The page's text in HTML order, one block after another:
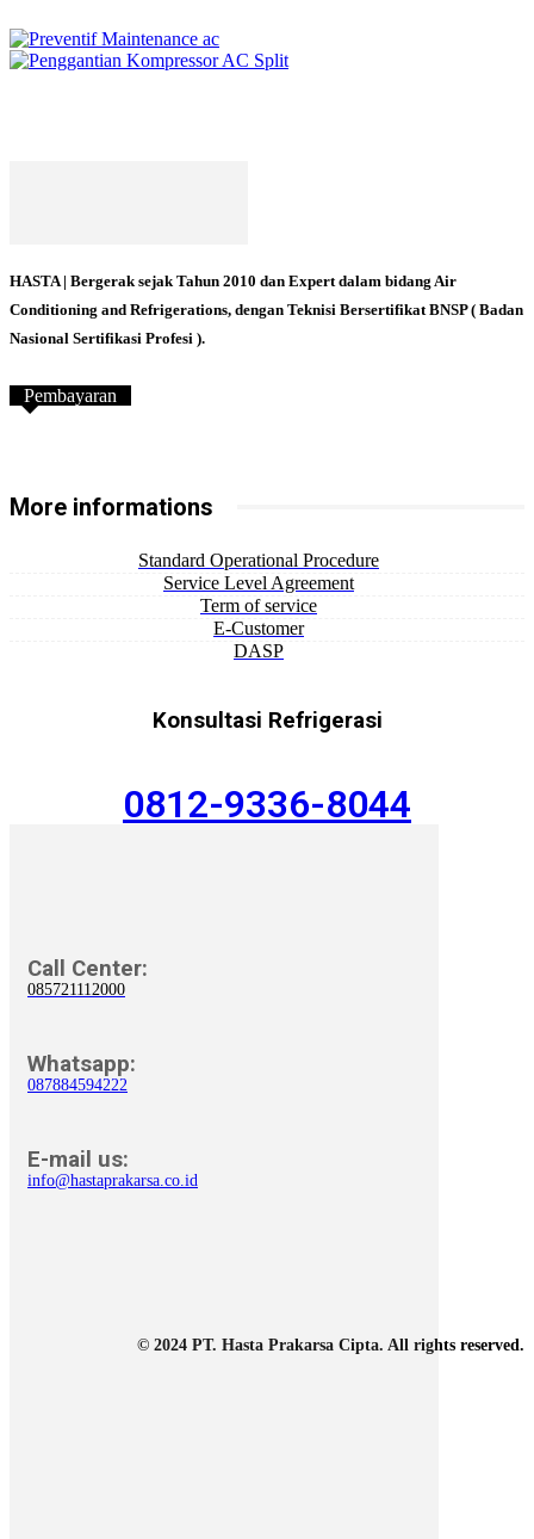
HASTA | Bergerak sejak Tahun 2010 dan Expert dalam bidang Air
Conditioning and Refrigerations, dengan Teknisi Bersertifikat BNSP ( Badan
Nasional Sertifikasi Profesi ).
Pembayaran
More informations
Standard Operational Procedure
Service Level Agreement
Term of service
E-Customer
DASP
Konsultasi Refrigerasi
0812-9336-8044
Call Center:
085721112000
Whatsapp:
087884594222
E-mail us:
info@hastaprakarsa.co.id
© 2024 PT. Hasta Prakarsa Cipta. All rights reserved.